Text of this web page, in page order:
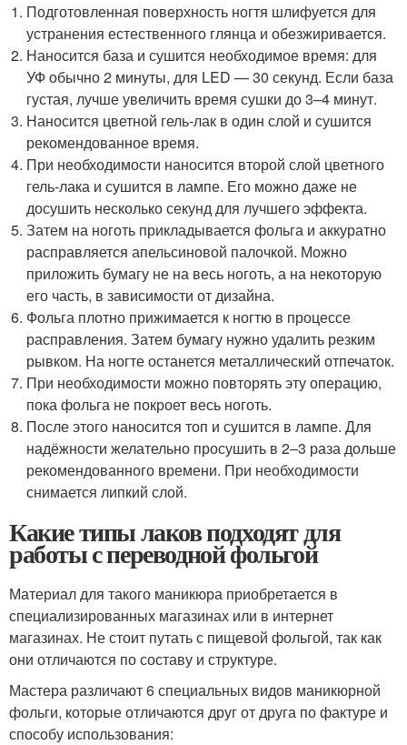
Подготовленная поверхность ногтя шлифуется для
устранения естественного глянца и обезжиривается.
Наносится база и сушится необходимое время: для
УФ обычно 2 минуты, для LED — 30 секунд. Если база
густая, лучше увеличить время сушки до 3–4 минут.
Наносится цветной гель-лак в один слой и сушится
рекомендованное время.
При необходимости наносится второй слой цветного
гель-лака и сушится в лампе. Его можно даже не
досушить несколько секунд для лучшего эффекта.
Затем на ноготь прикладывается фольга и аккуратно
расправляется апельсиновой палочкой. Можно
приложить бумагу не на весь ноготь, а на некоторую
его часть, в зависимости от дизайна.
Фольга плотно прижимается к ногтю в процессе
расправления. Затем бумагу нужно удалить резким
рывком. На ногте останется металлический отпечаток.
При необходимости можно повторять эту операцию,
пока фольга не покроет весь ноготь.
После этого наносится топ и сушится в лампе. Для
надёжности желательно просушить в 2–3 раза дольше
рекомендованного времени. При необходимости
снимается липкий слой.
Какие типы лаков подходят для
работы с переводной фольгой
Материал для такого маникюра приобретается в
специализированных магазинах или в интернет
магазинах. Не стоит путать с пищевой фольгой, так как
они отличаются по составу и структуре.
Мастера различают 6 специальных видов маникюрной
фольги, которые отличаются друг от друга по фактуре и
способу использования: